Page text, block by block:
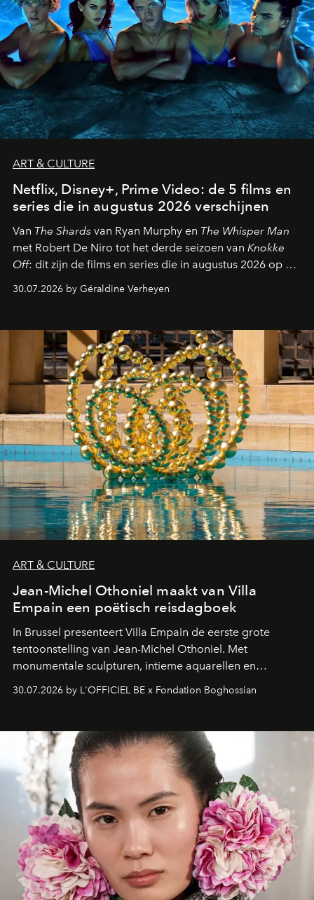
ART & CULTURE
Netflix, Disney+, Prime Video: de 5 films en
series die in augustus 2026 verschijnen
Van The Shards van Ryan Murphy en The Whisper Man
met Robert De Niro tot het derde seizoen van Knokke
Off: dit zijn de films en series die in augustus 2026 op de
30.07.2026 by Géraldine Verheyen
ART & CULTURE
Jean-Michel Othoniel maakt van Villa
Empain een poëtisch reisdagboek
In Brussel presenteert Villa Empain de eerste grote
tentoonstelling van Jean-Michel Othoniel. Met
monumentale sculpturen, intieme aquarellen en
een emotionele reis waarin elk werk de herinnering
moment van verwondering.
30.07.2026 by L'OFFICIEL BE x Fondation Boghossian